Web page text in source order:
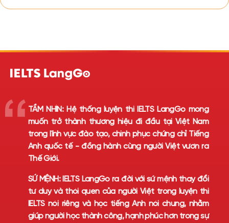
TẦM NHÌN:Hệ thống luyện thi IELTS LangGo mong
muốn trở thành thương hiệu đi đầu tại Việt Nam
trong lĩnh vực đào tạo, chinh phục chứng chỉ Tiếng
Anh quốc tế - đồng hành cùng người Việt vươn ra
Thế Giới.
SỨ MỆNH:IELTS LangGo ra đời với sứ mệnh thay đổi
tư duy và thói quen của người Việt trong luyện thi
IELTS nói riêng và học tiếng Anh nói chung, nhằm
giúp người học thành công, hạnh phúc hơn trong sự